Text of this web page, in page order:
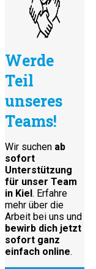
Werde
Teil
unseres
Teams!
Wir suchen ab
sofort
Unterstützung
für unser Team
in Kiel . Erfahre
mehr über die
Arbeit bei uns und
bewirb dich jetzt
sofort ganz
einfach online.